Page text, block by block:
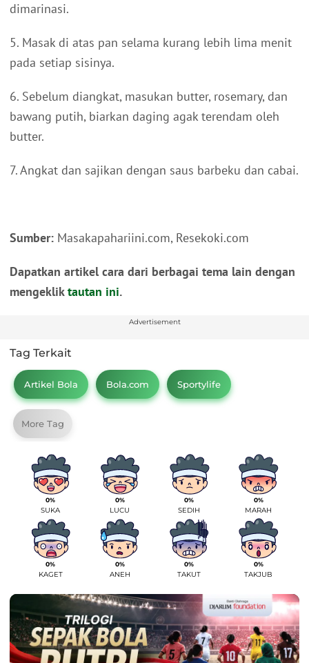
dimarinasi.
5. Masak di atas pan selama kurang lebih lima menit
pada setiap sisinya.
6. Sebelum diangkat, masukan butter, rosemary, dan
bawang putih, biarkan daging agak terendam oleh
butter.
7. Angkat dan sajikan dengan saus barbeku dan cabai.
Sumber: Masakapahariini.com, Resekoki.com
Dapatkan artikel cara dari berbagai tema lain dengan
mengekliktautan ini.
Advertisement
Tag Terkait
Artikel Bola Bola.com Sportylife
More Tag
0%
SUKA
0%
LUCU
0%
SEDIH
0%
MARAH
0%
KAGET
0%
ANEH
0%
TAKUT
0%
TAKJUB